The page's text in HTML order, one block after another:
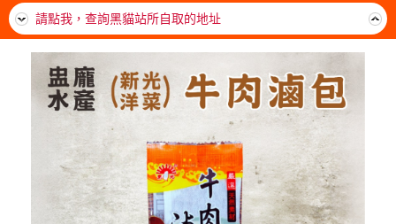
*帶殼類海鮮注意*請流水沖退冰。隔水沖退。完全退冰軟掉
後，即可料理。熟了就可以吃，勿需一直煮，不要久煮。吃
了超美味。
離島無免運門檻，運費一律由貨運公司到府收款，每箱約
$300~400元